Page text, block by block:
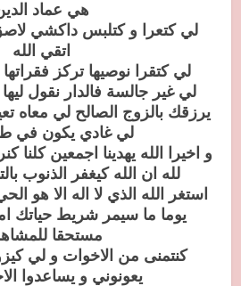
هي عماد
لي كتعرا و كتلبس داكشي لاصق
اتقي الله
لي كتقرا نوصيها تركز
لي غير جالسة فالدار نقول
يرزقك بالزوج الصالح لي معاه
لي غادي يكون في
و اخيرا الله يهدينا اجمعين كلنا
لله ان الله كيغفر الذنوب
استغر الله الذي لا اله الا هو
يوما ما سيمر شريط حياتك
مستحقا
كنتمنى من الاخوات و لي
يعونوني و يساعدوا